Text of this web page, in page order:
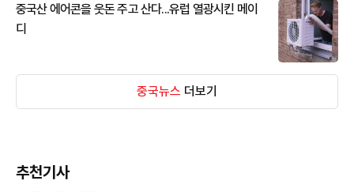
중국산 에어콘을 웃돈 주고 산다...유럽 열광시킨 메이
디
중국뉴스 더보기
추천기사